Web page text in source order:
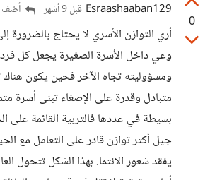
0
Esraashaaban129 قبل 9 أشهر أضف
أري التوازن الأسري لا يحتاج بالضرورة
وعي داخل الأسرة الصغيرة يجعل كل فرد
ومسؤوليته تجاه الآخر فحين يكون
متبادل وقدرة على الإصغاء تبنى أسرة
بسيطة في عددها فالتربية القائمة على
جيل أكثر توازن قادر على التعامل مع
يفقد شعور الانتما. بهذا الشكل تتحول